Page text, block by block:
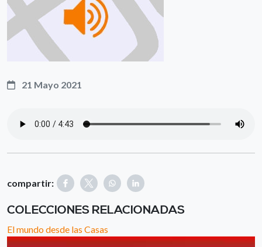
21 Mayo 2021
compartir:
COLECCIONES RELACIONADAS
El mundo desde las Casas